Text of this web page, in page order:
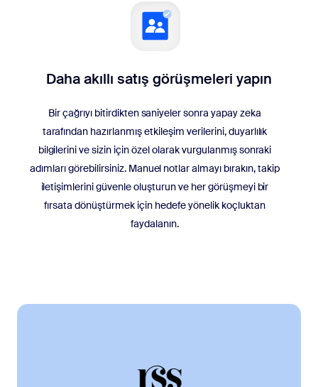
Daha akıllı satış görüşmeleri yapın
Bir çağrıyı bitirdikten saniyeler sonra yapay zeka
tarafından hazırlanmış etkileşim verilerini, duyarlılık
bilgilerini ve sizin için özel olarak vurgulanmış sonraki
adımları görebilirsiniz. Manuel notlar almayı bırakın, takip
iletişimlerini güvenle oluşturun ve her görüşmeyi bir
fırsata dönüştürmek için hedefe yönelik koçluktan
faydalanın.